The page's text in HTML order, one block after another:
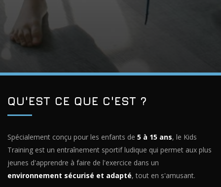
QU'EST CE QUE C'EST ?
Spécialement conçu pour les enfants de 5 à 15 ans, le Kids
Training est un entraînement sportif ludique qui permet aux plus
jeunes d'apprendre à faire de l'exercice dans un
environnement sécurisé et adapté, tout en s'amusant.